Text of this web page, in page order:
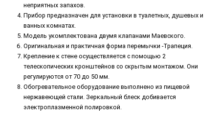
неприятных запахов.
Прибор предназначен для установки в туалетных, душевых и
ванных комнатах.
Модель укомплектована двумя клапанами Маевского.
Оригинальная и практичная форма перемычки -Трапеция.
Крепление к стене осуществляется с помощью 2
телескопических кронштейнов со скрытым монтажом. Они
регулируются от 70 до 50 мм.
Обогревательное оборудование выполнено из пищевой
нержавеющей стали. Зеркальный блеск добивается
электроплазменной полировкой.